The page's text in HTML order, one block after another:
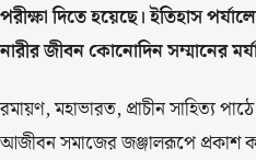
পরীক্ষা দিতে হয়েছে। ইতিহাস
নারীর জীবন কোনোদিন সম্মানের
রমায়ণ, মহাভারত, প্রাচীন সাহিত্য
আজীবন সমাজের জঞ্জালরূপে প্রকাশ